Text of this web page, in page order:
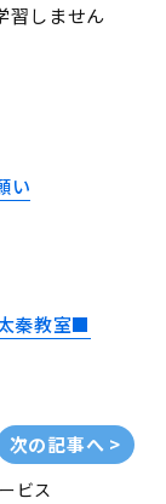
習しません
い
秦教室■
次の記事へ >
ビス